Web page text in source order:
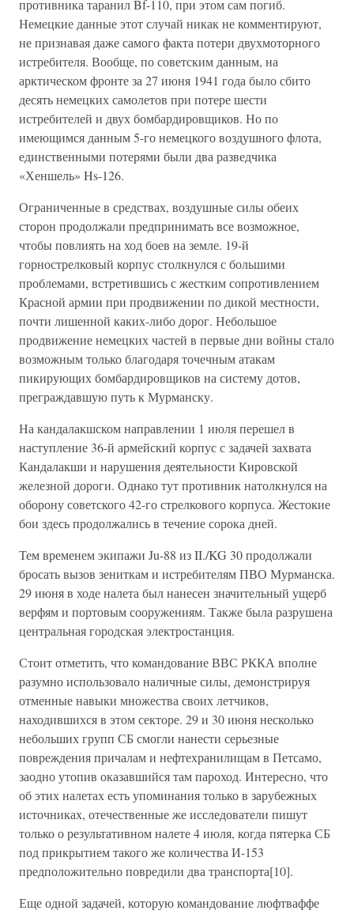
противника таранил Bf-110, при этом сам погиб.
Немецкие данные этот случай никак не комментируют,
не признавая даже самого факта потери двухмоторного
истребителя. Вообще, по советским данным, на
арктическом фронте за 27 июня 1941 года было сбито
десять немецких самолетов при потере шести
истребителей и двух бомбардировщиков. Но по
имеющимся данным 5-го немецкого воздушного флота,
единственными потерями были два разведчика
«Хеншель» Hs-126.
Ограниченные в средствах, воздушные силы обеих
сторон продолжали предпринимать все возможное,
чтобы повлиять на ход боев на земле. 19-й
горнострелковый корпус столкнулся с большими
проблемами, встретившись с жестким сопротивлением
Красной армии при продвижении по дикой местности,
почти лишенной каких-либо дорог. Небольшое
продвижение немецких частей в первые дни войны стало
возможным только благодаря точечным атакам
пикирующих бомбардировщиков на систему дотов,
преграждавшую путь к Мурманску.
На кандалакшском направлении 1 июля перешел в
наступление 36-й армейский корпус с задачей захвата
Кандалакши и нарушения деятельности Кировской
железной дороги. Однако тут противник натолкнулся на
оборону советского 42-го стрелкового корпуса. Жестокие
бои здесь продолжались в течение сорока дней.
Тем временем экипажи Ju-88 из II./KG 30 продолжали
бросать вызов зениткам и истребителям ПВО Мурманска.
29 июня в ходе налета был нанесен значительный ущерб
верфям и портовым сооружениям. Также была разрушена
центральная городская электростанция.
Стоит отметить, что командование ВВС РККА вполне
разумно использовало наличные силы, демонстрируя
отменные навыки множества своих летчиков,
находившихся в этом секторе. 29 и 30 июня несколько
небольших групп СБ смогли нанести серьезные
повреждения причалам и нефтехранилищам в Петсамо,
заодно утопив оказавшийся там пароход. Интересно, что
об этих налетах есть упоминания только в зарубежных
источниках, отечественные же исследователи пишут
только о результативном налете 4 июля, когда пятерка СБ
под прикрытием такого же количества И-153
предположительно повредили два транспорта[10].
Еще одной задачей, которую командование люфтваффе